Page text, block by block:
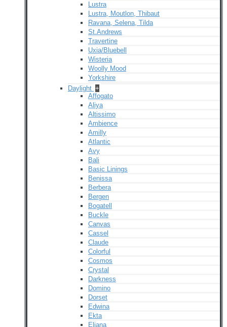
Lustra
Lustra, Moutlon, Thibaut
Ravana, Selena, Tilda
St.Andrews
Travertine
Uxia/Bluebell
Wisteria
Woolly Mood
Yorkshire
Daylight +
Affogato
Aliya
Altissimo
Ambience
Amilly
Atlantic
Avy
Bali
Basic Linings
Benissa
Berbera
Bergen
Bogatell
Buckle
Canvas
Cassel
Claude
Colorful
Cosmos
Crystal
Darkness
Domino
Dorset
Edwina
Ekta
Eliana